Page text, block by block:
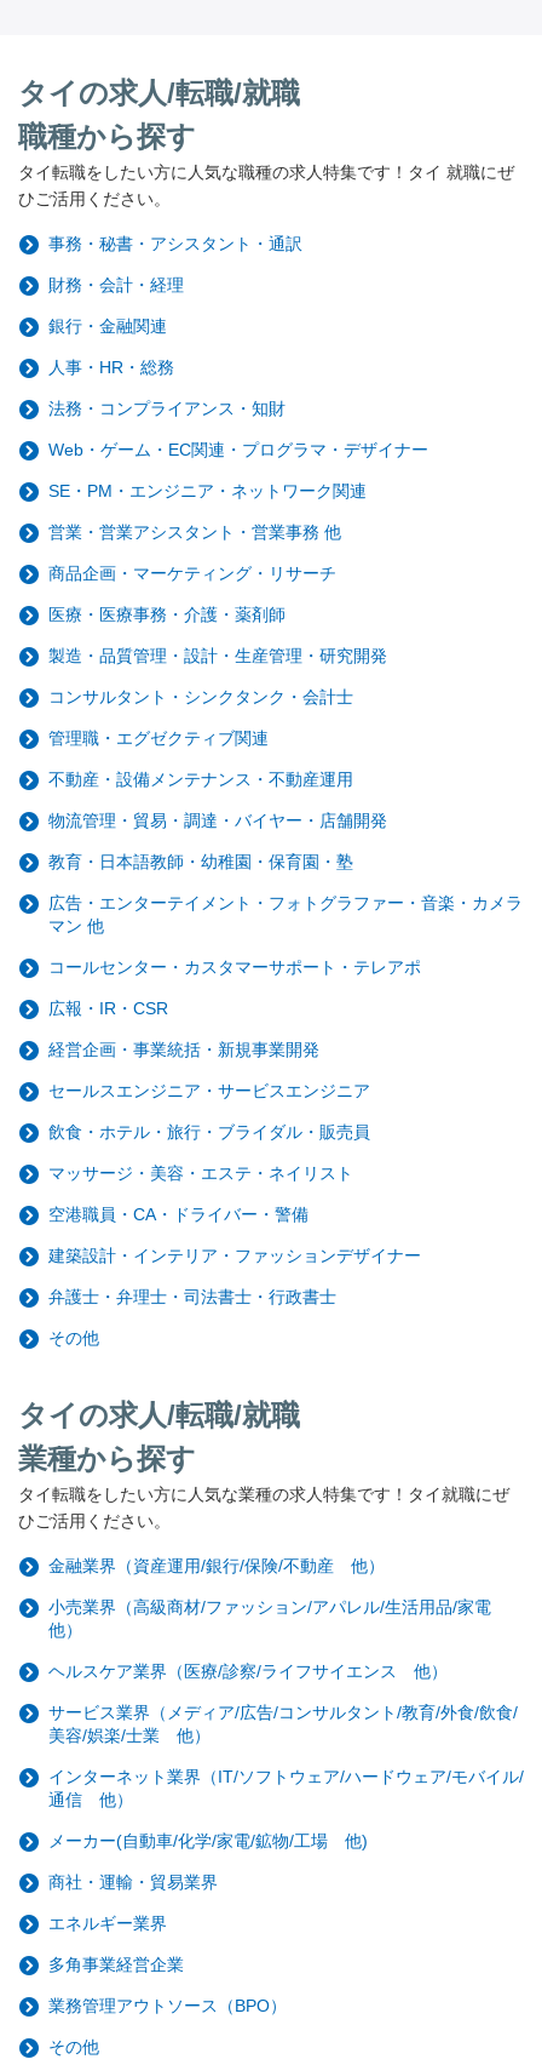
タイの求人/転職/就職
職種から探す
タイ転職をしたい方に人気な職種の求人特集です！タイ 就職にぜ
ひご活用ください。
事務・秘書・アシスタント・通訳
財務・会計・経理
銀行・金融関連
人事・HR・総務
法務・コンプライアンス・知財
Web・ゲーム・EC関連・プログラマ・デザイナー
SE・PM・エンジニア・ネットワーク関連
営業・営業アシスタント・営業事務 他
商品企画・マーケティング・リサーチ
医療・医療事務・介護・薬剤師
製造・品質管理・設計・生産管理・研究開発
コンサルタント・シンクタンク・会計士
管理職・エグゼクティブ関連
不動産・設備メンテナンス・不動産運用
物流管理・貿易・調達・バイヤー・店舗開発
教育・日本語教師・幼稚園・保育園・塾
広告・エンターテイメント・フォトグラファー・音楽・カメラ
マン 他
コールセンター・カスタマーサポート・テレアポ
広報・IR・CSR
経営企画・事業統括・新規事業開発
セールスエンジニア・サービスエンジニア
飲食・ホテル・旅行・ブライダル・販売員
マッサージ・美容・エステ・ネイリスト
空港職員・CA・ドライバー・警備
建築設計・インテリア・ファッションデザイナー
弁護士・弁理士・司法書士・行政書士
その他
タイの求人/転職/就職
業種から探す
タイ転職をしたい方に人気な業種の求人特集です！タイ就職にぜ
ひご活用ください。
金融業界（資産運用/銀行/保険/不動産 他）
小売業界（高級商材/ファッション/アパレル/生活用品/家電
他）
ヘルスケア業界（医療/診察/ライフサイエンス 他）
サービス業界（メディア/広告/コンサルタント/教育/外食/飲食/
美容/娯楽/士業 他）
インターネット業界（IT/ソフトウェア/ハードウェア/モバイル/
通信 他）
メーカー(自動車/化学/家電/鉱物/工場 他)
商社・運輸・貿易業界
エネルギー業界
多角事業経営企業
業務管理アウトソース（BPO）
その他